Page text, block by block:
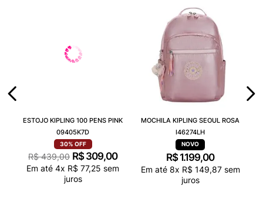
ESTOJO KIPLING 100 PENS PINK
09405K7D
30% OFF
R$ 439,00 R$ 309,00
Em até 4x R$ 77,25 sem
juros
MOCHILA KIPLING SEOUL ROSA
I46274LH
R$ 1.199,00
Em até 8x R$ 149,87sem
juros